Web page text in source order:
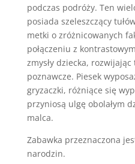
podczas podróży. Ten
posiada szeleszczący
metki o zróżnicowanych
połączeniu z
zmysły dziecka,
poznawcze. Piesek
gryzaczki, różniące się
przyniosą ulgę obolałym
malca.
Zabawka przeznaczona
narodzin.